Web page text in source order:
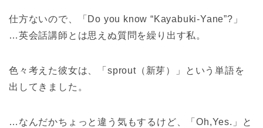
仕方ないので、「Do you know “Kayabuki-Yane”?」
…英会話講師とは思えぬ質問を繰り出す私。
色々考えた彼女は、「sprout（新芽）」という単語を
出してきました。
…なんだかちょっと違う気もするけど、「Oh,Yes.」と